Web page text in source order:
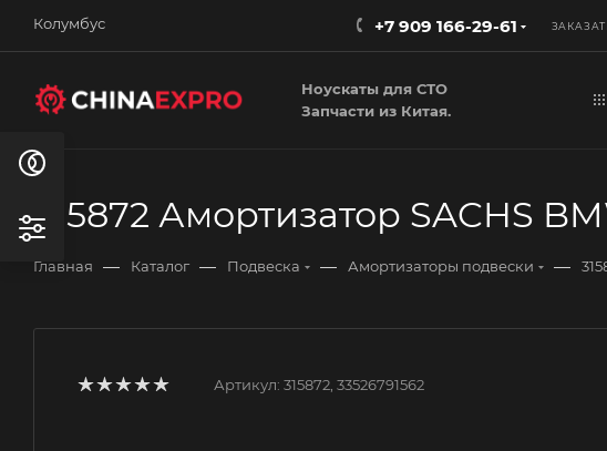
Колумбус +7 909 166-29-61
Ноускаты для СТО
Запчасти из Китая.
315872 Амортизатор SACHS
Главная — Каталог — Подвеска — Амортизаторы подвески —
Артикул: 315872, 33526791562